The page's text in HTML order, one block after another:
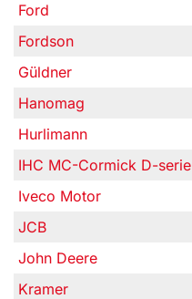
Ford
Fordson
Güldner
Hanomag
Hurlimann
IHC MC-Cormick D-serie
Iveco Motor
JCB
John Deere
Kramer